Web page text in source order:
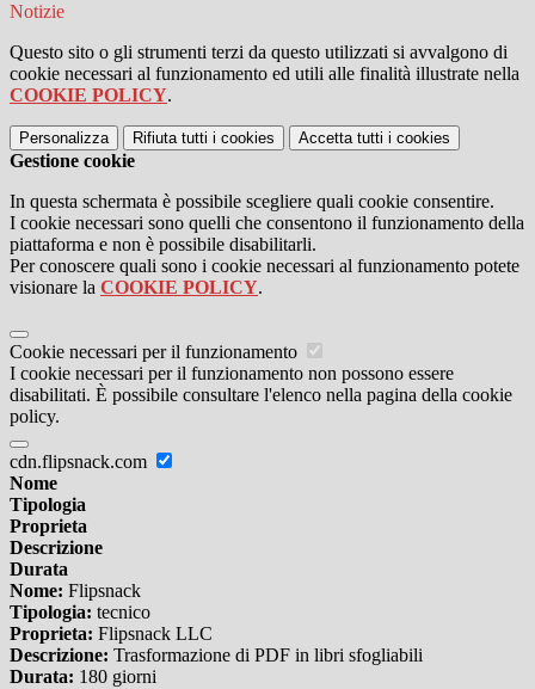
Notizie
Questo sito o gli strumenti terzi da questo utilizzati si avvalgono di
cookie necessari al funzionamento ed utili alle finalità illustrate nella
COOKIE POLICY.
Personalizza Rifiuta tutti i cookies Accetta tutti i cookies
Gestione cookie
In questa schermata è possibile scegliere quali cookie consentire.
I cookie necessari sono quelli che consentono il funzionamento della
piattaforma e non è possibile disabilitarli.
Per conoscere quali sono i cookie necessari al funzionamento potete
visionare la COOKIE POLICY.
Cookie necessari per il funzionamento
I cookie necessari per il funzionamento non possono essere
disabilitati. È possibile consultare l'elenco nella pagina della cookie
policy.
cdn.flipsnack.com
Nome
Tipologia
Proprieta
Descrizione
Durata
Nome: Flipsnack
Tipologia: tecnico
Proprieta: Flipsnack LLC
Descrizione: Trasformazione di PDF in libri sfogliabili
Durata: 180 giorni